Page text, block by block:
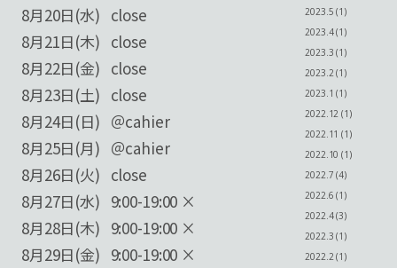
8月20日(水) close
8月21日(木) close
8月22日(金) close
8月23日(土) close
8月24日(日) ＠cahier
8月25日(月) ＠cahier
8月26日(火) close
8月27日(水) 9:00-19:00 ×
8月28日(木) 9:00-19:00 ×
8月29日(金) 9:00-19:00 ×
2023.5 (1)
2023.4 (1)
2023.3 (1)
2023.2 (1)
2023.1 (1)
2022.12 (1)
2022.11 (1)
2022.10 (1)
2022.7 (4)
2022.6 (1)
2022.4 (3)
2022.3 (1)
2022.2 (1)